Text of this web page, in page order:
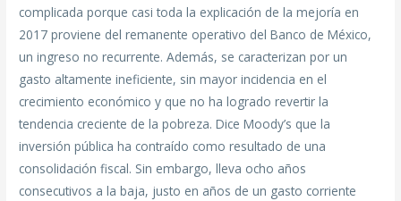
complicada porque casi toda la explicación de la mejoría en
2017 proviene del remanente operativo del Banco de México,
un ingreso no recurrente. Además, se caracterizan por un
gasto altamente ineficiente, sin mayor incidencia en el
crecimiento económico y que no ha logrado revertir la
tendencia creciente de la pobreza. Dice Moody’s que la
inversión pública ha contraído como resultado de una
consolidación fiscal. Sin embargo, lleva ocho años
consecutivos a la baja, justo en años de un gasto corriente